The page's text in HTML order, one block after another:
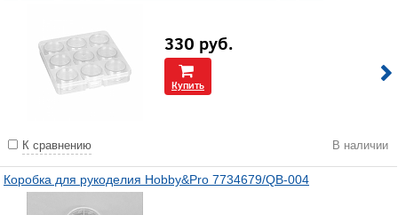
330 руб.
Купить
К сравнению В наличии
Коробка для рукоделия Hobby&Pro 7734679/QB-004